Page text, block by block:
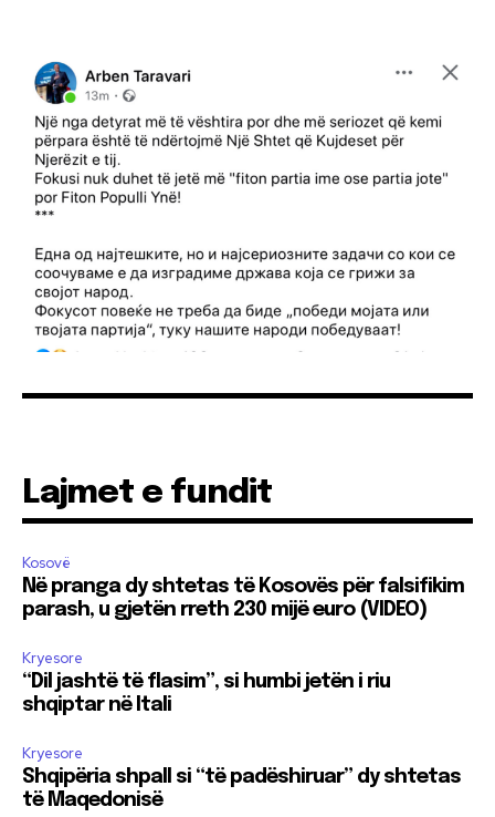
Lajmet e fundit
Kosovë
Në pranga dy shtetas të Kosovës për falsifikim
parash, u gjetën rreth 230 mijë euro (VIDEO)
Kryesore
“Dil jashtë të flasim”, si humbi jetën i riu
shqiptar në Itali
Kryesore
Shqipëria shpall si “të padëshiruar” dy shtetas
të Maqedonisë